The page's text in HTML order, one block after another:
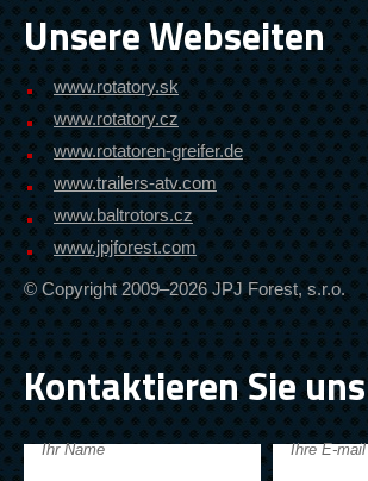
Unsere Webseiten
www.rotatory.sk
www.rotatory.cz
www.rotatoren-greifer.de
www.trailers-atv.com
www.baltrotors.cz
www.jpjforest.com
© Copyright 2009–2026 JPJ Forest, s.r.o.
Kontaktieren Sie uns
Ihr Name Ihre E-mail